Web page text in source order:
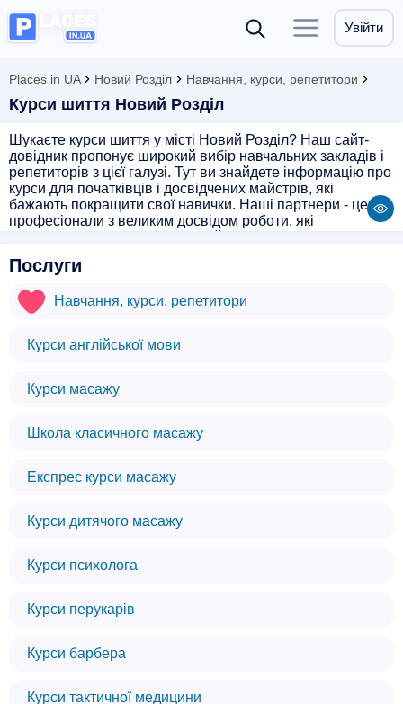
Увійти
Places in UA Новий Розділ Навчання, курси, репетитори
Курси шиття Новий Розділ
Шукаєте курси шиття у місті Новий Розділ? Наш сайт-
довідник пропонує широкий вибір навчальних закладів і
репетиторів з цієї галузі. Тут ви знайдете інформацію про
курси для початківців і досвідчених майстрів, які
бажають покращити свої навички. Наші партнери - це
професіонали з великим досвідом роботи, які
сайті і починайте свій шлях до вишуканої майстерності в
Послуги
Навчання, курси, репетитори
Курси англійської мови
Курси масажу
Школа класичного масажу
Експрес курси масажу
Курси дитячого масажу
Курси психолога
Курси перукарів
Курси барбера
Курси тактичної медицини